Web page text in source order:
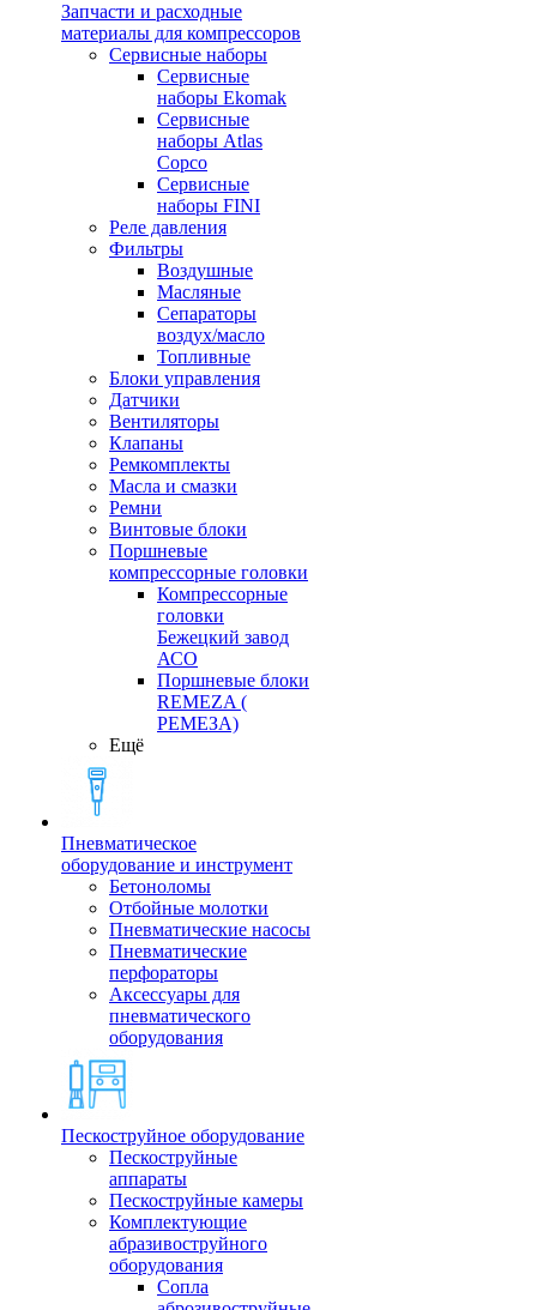
Запчасти и расходные
материалы для компрессоров
Cервисные наборы
Сервисные
наборы Ekomak
Cервисные
наборы Atlas
Copco
Сервисные
наборы FINI
Реле давления
Фильтры
Воздушные
Масляные
Сепараторы
воздух/масло
Топливные
Блоки управления
Датчики
Вентиляторы
Клапаны
Ремкомплекты
Масла и смазки
Ремни
Винтовые блоки
Поршневые
компрессорные головки
Компрессорные
головки
Бежецкий завод
АСО
Поршневые блоки
REMEZA (
РЕМЕЗА)
Ещё
Пневматическое
оборудование и инструмент
Бетоноломы
Отбойные молотки
Пневматические насосы
Пневматические
перфораторы
Аксессуары для
пневматического
оборудования
Пескоструйное оборудование
Пескоструйные
аппараты
Пескоструйные камеры
Комплектующие
абразивоструйного
оборудования
Сопла